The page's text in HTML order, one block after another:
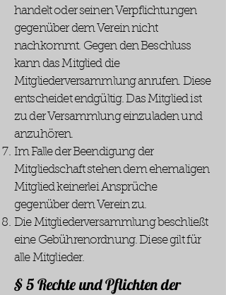
handelt oder seinen Verpflichtungen
gegenüber dem Verein nicht
nachkommt. Gegen den Beschluss
kann das Mitglied die
Mitgliederversammlung anrufen. Diese
entscheidet endgültig. Das Mitglied ist
zu der Versammlung einzuladen und
anzuhören.
Im Falle der Beendigung der
Mitgliedschaft stehen dem ehemaligen
Mitglied keinerlei Ansprüche
gegenüber dem Verein zu.
Die Mitgliederversammlung beschließt
eine Gebührenordnung. Diese gilt für
alle Mitglieder.
§ 5 Rechte und Pflichten der